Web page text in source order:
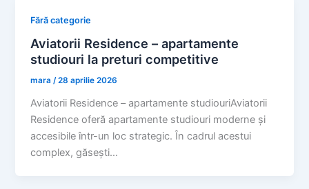
Fără categorie
Aviatorii Residence – apartamente
studiouri la preturi competitive
mara/28 aprilie 2026
Aviatorii Residence – apartamente studiouriAviatorii
Residence oferă apartamente studiouri moderne și
accesibile într-un loc strategic. În cadrul acestui
complex, găsești…